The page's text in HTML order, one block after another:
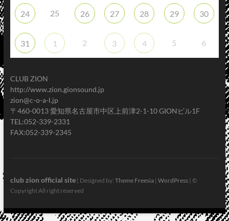
24 25 26 27 28 29 30
31 1 2 3 4 5 6
CLUB ZION
http://www.zion.gionsound.jp
zion@c-o-a-l.jp
〒460-0013 愛知県名古屋市中区上前津2-1-10 GIONビル1F
TEL:052-339-2331
FAX:052-339-2345
club zion official site| Designed by: Theme Freesia| WordPress| ©
Copyright All right reserved